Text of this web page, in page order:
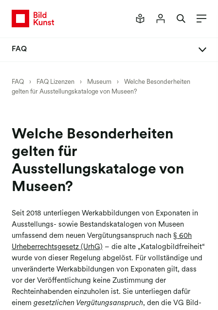
FAQ
Allgemeines
Museum
Presse
Fernsehen & Film
Kunsthandel
FAQ › FAQ Lizenzen › Museum ›
Welche Besonderheiten
gelten für Ausstellungskataloge von Museen?
Welche Besonderheiten
gelten für
Ausstellungskataloge von
Museen?
Seit 2018 unterliegen Werkabbildungen von Exponaten in
Ausstellungs- sowie Bestandskatalogen von Museen
umfassend dem neuen Vergütungsanspruch nach § 60h
Urheberrechtsgesetz (UrhG) – die alte „Katalogbildfreiheit“
wurde von dieser Regelung abgelöst. Für vollständige und
unveränderte Werkabbildungen von Exponaten gilt, dass
vor der Veröffentlichung keine Zustimmung der
Rechteinhabenden einzuholen ist. Sie unterliegen dafür
einem gesetzlichen Vergütungsanspruch, den die VG Bild-